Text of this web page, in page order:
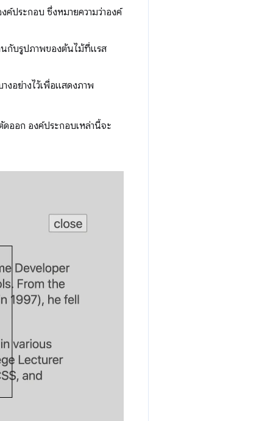
ค์ประกอบ ซึ่งหมายความว่าองค์
นกับรูปภาพของต้นไม้ที่แรส
งอย่างไว้เพื่อแสดงภาพ
ออก องค์ประกอบเหล่านี้จะ